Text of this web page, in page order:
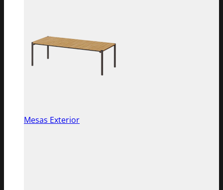
Mesas Exterior